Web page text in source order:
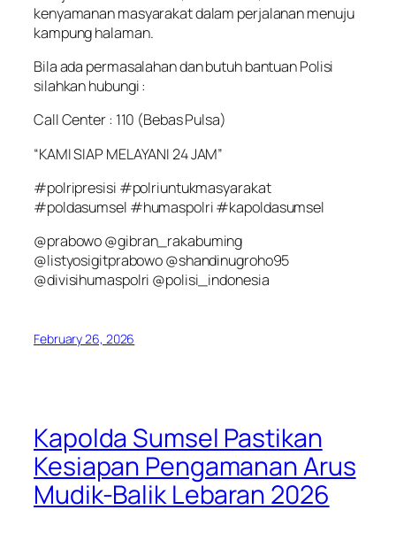
kenyamanan masyarakat dalam perjalanan menuju
kampung halaman.
Bila ada permasalahan dan butuh bantuan Polisi
silahkan hubungi :
Call Center : 110 (Bebas Pulsa)
“KAMI SIAP MELAYANI 24 JAM”
#polripresisi #polriuntukmasyarakat
#poldasumsel #humaspolri #kapoldasumsel
@prabowo @gibran_rakabuming
@listyosigitprabowo @shandinugroho95
@divisihumaspolri @polisi_indonesia
February 26, 2026
Kapolda Sumsel Pastikan
Kesiapan Pengamanan Arus
Mudik-Balik Lebaran 2026